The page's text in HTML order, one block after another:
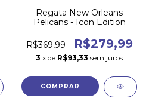
Regata New Orleans
Pelicans - Icon Edition
R$369,99 R$279,99
3 x de R$93,33 sem juros
COMPRAR